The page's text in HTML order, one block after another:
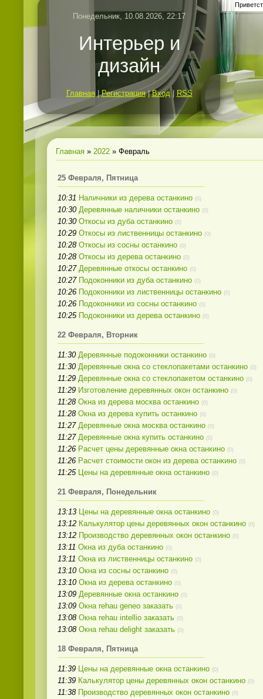
Понедельник, 10.08.2026, 22:17
Интерьер и
дизайн
Главная |Регистрация|Вход| RSS
Главная » 2022 » Февраль
25 Февраля, Пятница
10:31 Наличники из дерева останкино (0)
10:30 Деревянные наличники останкино (0)
10:30 Откосы из дуба останкино (0)
10:29 Откосы из лиственницы останкино (0)
10:28 Откосы из сосны останкино (0)
10:28 Откосы из дерева останкино (0)
10:27 Деревянные откосы останкино (0)
10:27 Подоконники из дуба останкино (0)
10:26 Подоконники из лиственницы останкино (0)
10:26 Подоконники из сосны останкино (0)
10:25 Подоконники из дерева останкино (0)
22 Февраля, Вторник
11:30 Деревянные подоконники останкино (0)
11:30 Деревянные окна со стеклопакетами останкино (0)
11:29 Деревянные окна со стеклопакетом останкино (0)
11:29 Изготовление деревянных окон останкино (0)
11:28 Окна из дерева москва останкино (0)
11:28 Окна из дерева купить останкино (0)
11:27 Деревянные окна москва останкино (0)
11:27 Деревянные окна купить останкино (0)
11:26 Расчет цены деревянные окна останкино (0)
11:26 Расчет стоимости окон из дерева останкино (0)
11:25 Цены на деревянные окна останкино (0)
21 Февраля, Понедельник
13:13 Цены на деревянные окна останкино (0)
13:12 Калькулятор цены деревянных окон останкино (0)
13:12 Производство деревянных окон останкино (0)
13:11 Окна из дуба останкино (0)
13:11 Окна из лиственницы останкино (0)
13:10 Окна из сосны останкино (0)
13:10 Окна из дерева останкино (0)
13:09 Деревянные окна останкино (0)
13:09 Окна rehau geneo заказать (0)
13:08 Окна rehau intellio заказать (0)
13:08 Окна rehau delight заказать (0)
18 Февраля, Пятница
11:39 Цены на деревянные окна останкино (0)
11:39 Калькулятор цены деревянных окон останкино (0)
11:38 Производство деревянных окон останкино (0)